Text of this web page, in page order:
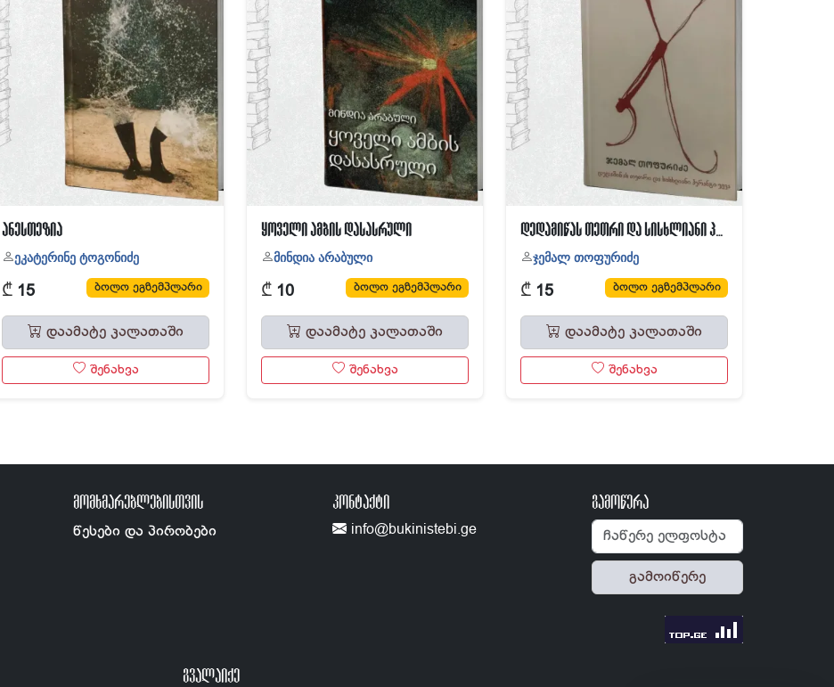
ანესთეზია
ეკატერინე ტოგონიძე
₾ 15 ბოლო ეგზემპლარი
დაამატე კალათაში
შენახვა
ყოველი ამბის დასასრული
მინდია არაბული
₾ 10 ბოლო ეგზემპლარი
დაამატე კალათაში
შენახვა
ჯემალ თოფურიძე
₾ 15 ბოლო ეგზემპლარი
დაამატე კალათაში
შენახვა
ᲛᲝᲛᲮᲛᲐᲠᲔᲑᲚᲔᲑᲘᲡᲗᲕᲘᲡ
წესები და პირობები
ᲙᲝᲜᲢᲐᲥᲢᲘ
info@bukinistebi.ge
გამოწერა
გამოიწერე
ᲒᲕᲐᲚᲐᲘᲥᲔ